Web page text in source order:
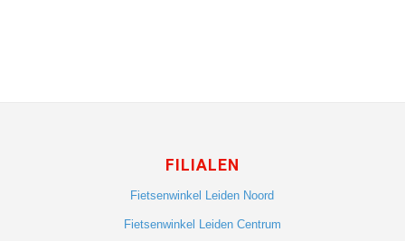
FILIALEN
Fietsenwinkel Leiden Noord
Fietsenwinkel Leiden Centrum